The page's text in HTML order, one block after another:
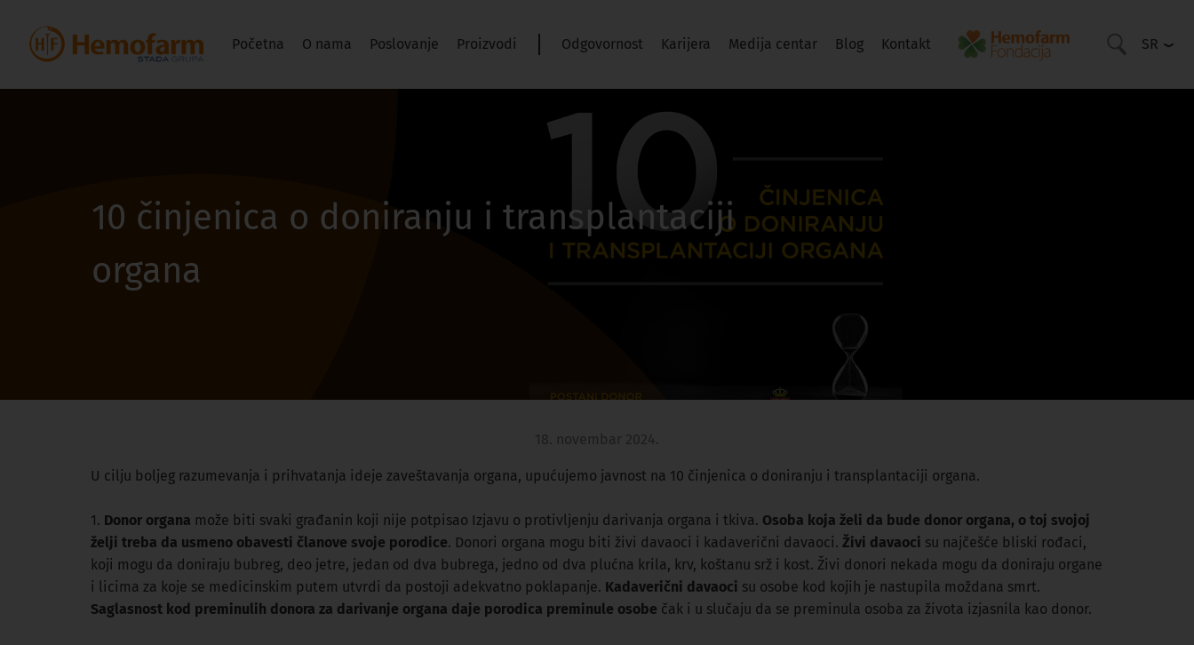
Početna O nama Poslovanje Proizvodi Odgovornost Karijera Medija centar Blog Kontakt SR
10 činjenica o doniranju i transplantaciji
organa
18. novembar 2024.
U cilju boljeg razumevanja i prihvatanja ideje zaveštavanja organa, upućujemo javnost na 10 činjenica o doniranju i transplantaciji organa.
1. Donor organa može biti svaki građanin koji nije potpisao Izjavu o protivljenju darivanja organa i tkiva. Osoba koja želi da bude donor organa, o toj svojoj
želji treba da usmeno obavesti članove svoje porodice. Donori organa mogu biti živi davaoci i kadaverični davaoci. Živi davaoci su najčešće bliski rođaci,
koji mogu da doniraju bubreg, deo jetre, jedan od dva bubrega, jedno od dva plućna krila, krv, koštanu srž i kost. Živi donori nekada mogu da doniraju organe
i licima za koje se medicinskim putem utvrdi da postoji adekvatno poklapanje. Kadaverični davaoci su osobe kod kojih je nastupila moždana smrt.
Saglasnost kod preminulih donora za darivanje organa daje porodica preminule osobe čak i u slučaju da se preminula osoba za života izjasnila kao donor.